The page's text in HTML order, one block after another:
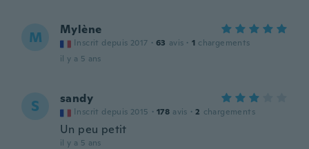
M Mylène
Inscrit depuis 2017 · 63 avis · 1 chargements
il y a 5 ans
S sandy
Inscrit depuis 2015 · 178 avis · 2 chargements
Un peu petit
il y a 5 ans